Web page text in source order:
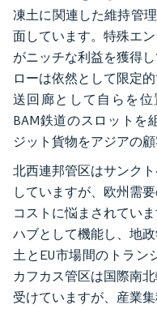
凍土に関連した維持管
面しています。特殊エ
がニッチな利益を獲得
ローは依然として限定
送回廊として自らを
BAM鉄道のスロットを
ジット貨物をアジアの
北西連邦管区はサンク
していますが、欧州需
コストに悩まされてい
ハブとして機能し、地
土とEU市場間のトラン
カフカス管区は国際南
受けていますが、産業